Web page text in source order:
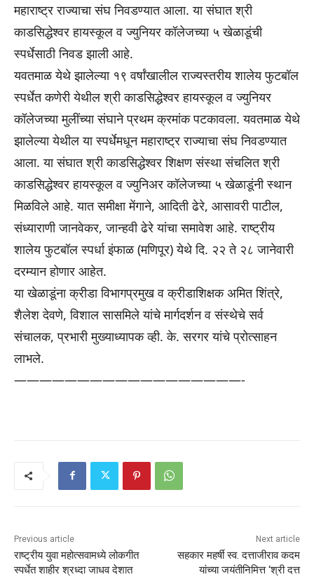
महाराष्ट्र राज्याचा संघ निवडण्यात आला. या संघात श्री
काडसिद्धेश्वर हायस्कूल व ज्युनियर कॉलेजच्या ५ खेळाडूंची
स्पर्धेसाठी निवड झाली आहे.
यवतमाळ येथे झालेल्या १९ वर्षांखालील राज्यस्तरीय शालेय फुटबॉल
स्पर्धेत कणेरी येथील श्री काडसिद्धेश्वर हायस्कूल व ज्युनियर
कॉलेजच्या मुलींच्या संघाने प्रथम क्रमांक पटकावला. यवतमाळ येथे
झालेल्या येथील या स्पर्धेमधून महाराष्ट्र राज्याचा संघ निवडण्यात
आला. या संघात श्री काडसिद्धेश्वर शिक्षण संस्था संचलित श्री
काडसिद्धेश्वर हायस्कूल व ज्युनिअर कॉलेजच्या ५ खेळाडूंनी स्थान
मिळविले आहे. यात समीक्षा मेंगाने, आदिती ढेरे, आसावरी पाटील,
संध्याराणी जानवेकर, जान्हवी ढेरे यांचा समावेश आहे. राष्ट्रीय
शालेय फुटबॉल स्पर्धा इंफाळ (मणिपूर) येथे दि. २२ ते २८ जानेवारी
दरम्यान होणार आहेत.
या खेळाडूंना क्रीडा विभागप्रमुख व क्रीडाशिक्षक अमित शिंत्रे,
शैलेश देवणे, विशाल सासमिले यांचे मार्गदर्शन व संस्थेचे सर्व
संचालक, प्रभारी मुख्याध्यापक व्ही. के. सरगर यांचे प्रोत्साहन
लाभले.
——————————————————-
Previous article
राष्ट्रीय युवा महोत्सवामध्ये लोकगीत
स्पर्धेत शाहीर श्रध्दा जाधव देशात
Next article
सहकार महर्षी स्व. दत्ताजीराव कदम
यांच्या जयंतीनिमित्त ‘श्री दत्त